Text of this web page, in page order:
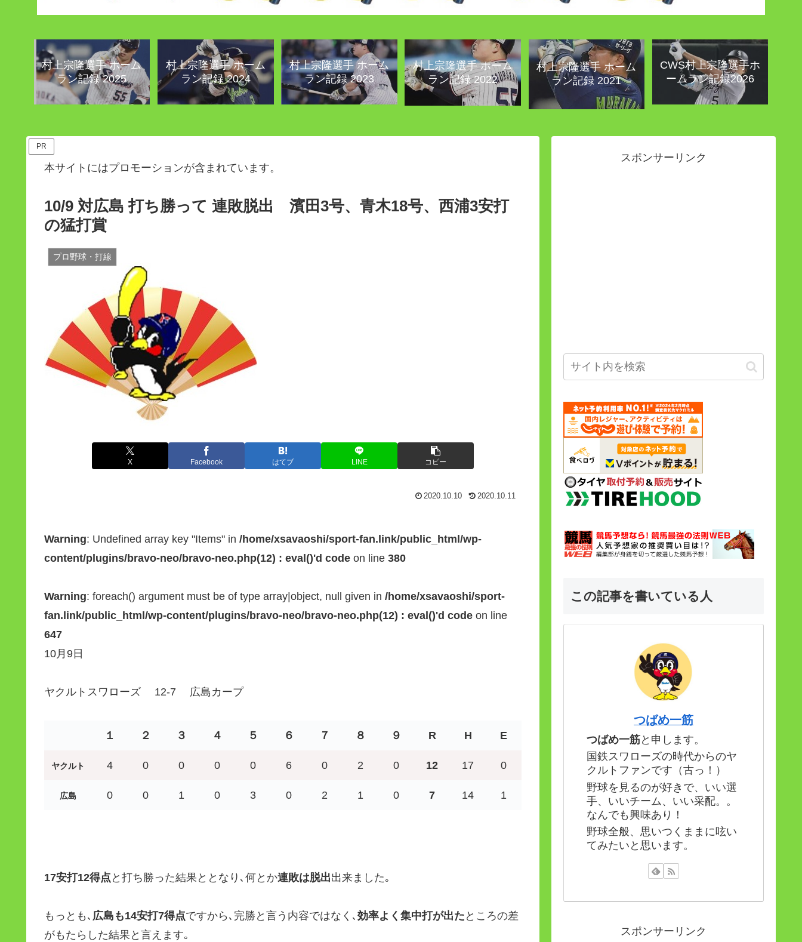
村上宗隆選手 ホーム
ラン記録 2025
村上宗隆選手 ホーム
ラン記録 2024
村上宗隆選手 ホーム
ラン記録 2023
村上宗隆選手 ホーム
ラン記録 2022
村上宗隆選手 ホーム
ラン記録 2021
CWS村上宗隆選手ホ
ームラン記録2026
PR
本サイトにはプロモーションが含まれています。
10/9 対広島 打ち勝って 連敗脱出 濱田3号、青木18号、西浦3安打
の猛打賞
プロ野球・打線
X Facebook はてブ LINE コピー
2020.10.10 2020.10.11
Warning: Undefined array key "Items" in /home/xsavaoshi/sport-fan.link/public_html/wp-
content/plugins/bravo-neo/bravo-neo.php(12) : eval()'d code on line 380
Warning: foreach() argument must be of type array|object, null given in /home/xsavaoshi/sport-
fan.link/public_html/wp-content/plugins/bravo-neo/bravo-neo.php(12) : eval()'d code on line
647
10月9日
ヤクルトスワローズ 12-7 広島カープ
１ ２ ３ ４ ５ ６ ７ ８ ９ R H E
ヤクルト 4 0 0 0 0 6 0 2 0 12 17 0
広島 0 0 1 0 3 0 2 1 0 7 14 1
17安打12得点 と打ち勝った結果ととなり､何とか連敗は脱出出来ました｡
もっとも､ 広島も14安打7得点ですから､完勝と言う内容ではなく､ 効率よく集中打が出た ところの差
がもたらした結果と言えます｡
スポンサーリンク
この記事を書いている人
つばめ一筋
つばめ一筋と申します。
国鉄スワローズの時代からのヤ
クルトファンです（古っ！）
野球を見るのが好きで、いい選
手、いいチーム、いい采配。。
なんでも興味あり！
野球全般、思いつくままに呟い
てみたいと思います。
スポンサーリンク